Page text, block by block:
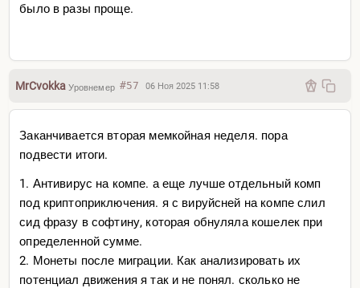
было в разы проще.
MrCvokkaУровнемер #57 06 Ноя 2025 11:58
Заканчивается вторая мемкойная неделя. пора
подвести итоги.
1. Антивирус на компе. а еще лучше отдельный комп
под криптоприключения. я с вируйсней на компе слил
сид фразу в софтину, которая обнуляла кошелек при
определенной сумме.
2. Монеты после миграции. Как анализировать их
потенциал движения я так и не понял. сколько не